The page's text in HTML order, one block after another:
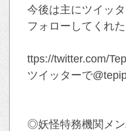
今後は主にツイッ
フォローしてくれ
ttps://twitter.com/
ツイッターで
◎妖怪特務機関メ